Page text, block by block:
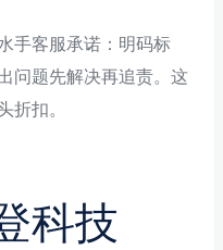
手客服承诺：明码标
问题先解决再追责。这
折扣。
科技